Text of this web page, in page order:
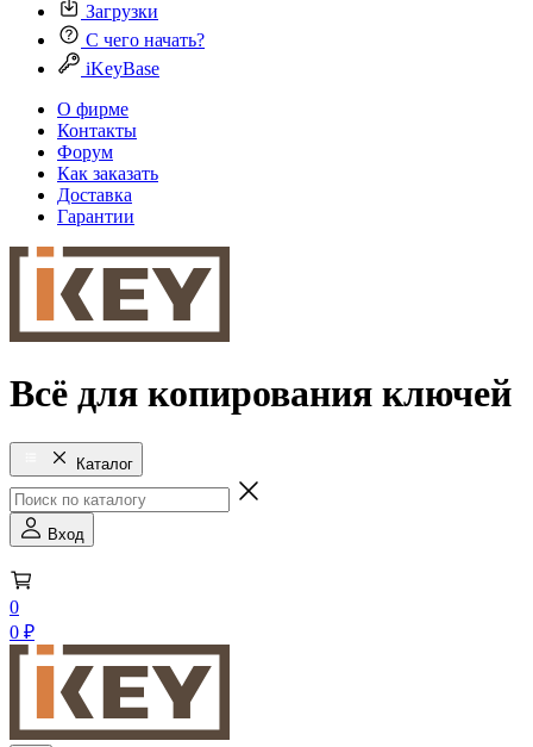
Загрузки
С чего начать?
iKeyBase
О фирме
Контакты
Форум
Как заказать
Доставка
Гарантии
Всё для копирования ключей
Каталог
Вход
0
0 ₽